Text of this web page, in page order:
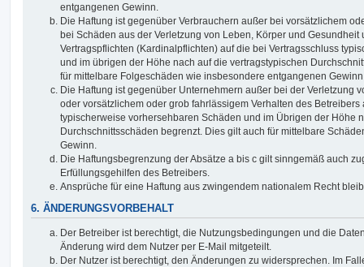
entgangenen Gewinn.
Die Haftung ist gegenüber Verbrauchern außer bei vorsätzlichem
bei Schäden aus der Verletzung von Leben, Körper und
Vertragspflichten (Kardinalpflichten) auf die bei Vertragsschluss
und im übrigen der Höhe nach auf die vertragstypischen
für mittelbare Folgeschäden wie insbesondere entgangenen
Die Haftung ist gegenüber Unternehmern außer bei der Verletzung
oder vorsätzlichem oder grob fahrlässigem Verhalten des Betreibers
typischerweise vorhersehbaren Schäden und im Übrigen der Höhe
Durchschnittsschäden begrenzt. Dies gilt auch für mittelbare
Gewinn.
Die Haftungsbegrenzung der Absätze a bis c gilt sinngemäß auch
Erfüllungsgehilfen des Betreibers.
Ansprüche für eine Haftung aus zwingendem nationalem Recht
6. ÄNDERUNGSVORBEHALT
Der Betreiber ist berechtigt, die Nutzungsbedingungen und die
Änderung wird dem Nutzer per E-Mail mitgeteilt.
Der Nutzer ist berechtigt, den Änderungen zu widersprechen. Im